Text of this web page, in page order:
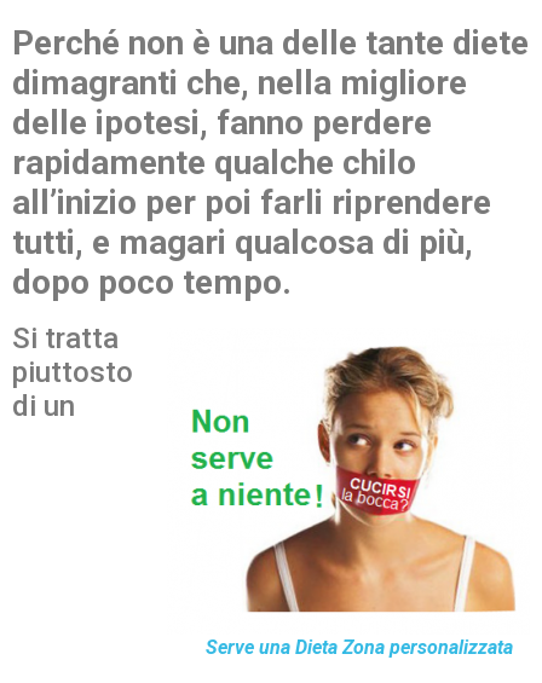
Perché non è una delle tante diete
dimagranti che, nella migliore
delle ipotesi, fanno perdere
rapidamente qualche chilo
all’inizio per poi farli riprendere
tutti, e magari qualcosa di più,
dopo poco tempo.
Serve una Dieta Zona personalizzata
Si tratta
piuttosto
di un